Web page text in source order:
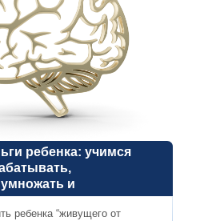
ребенка “живущего от
ребенка: учимся
и